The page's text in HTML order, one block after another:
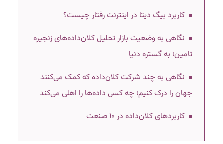
کاربرد بیگ دیتا در اینترنت رفتار چیست؟
نگاهی به وضعیت بازار تحلیل کلان‌داده‌های زنجیره
تامین؛ به گستره دنیا
نگاهی به چند شرکت کلان‌داده که کمک می‌کنند
جهان را درک کنیم؛ چه کسی داده‌ها را اهلی می‌کند
کاربردهای کلان‌داده در ۱۰ صنعت